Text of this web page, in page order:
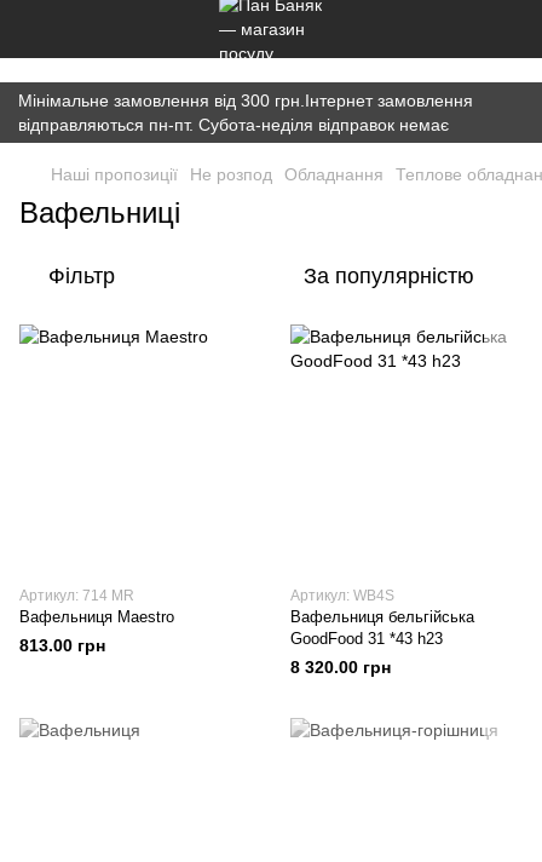
})(window,document,'script','dataLayer','GTM-K7JWBM2W');
Мінімальне замовлення від 300 грн.Інтернет замовлення
відправляються пн-пт. Субота-неділя відправок немає
Наші пропозиції Не розпод Обладнання Теплове
Вафельниці
Фільтр За популярністю
Артикул: 714 MR
Вафельниця Maestro
813.00 грн
Артикул: WB4S
Вафельниця бельгійська
GoodFood 31 *43 h23
8 320.00 грн